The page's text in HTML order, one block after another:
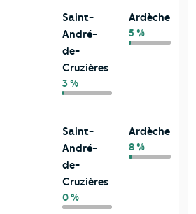
Saint-
André-
de-
Cruzières
3 %
Ardèche
5 %
Saint-
André-
de-
Cruzières
0 %
Ardèche
8 %